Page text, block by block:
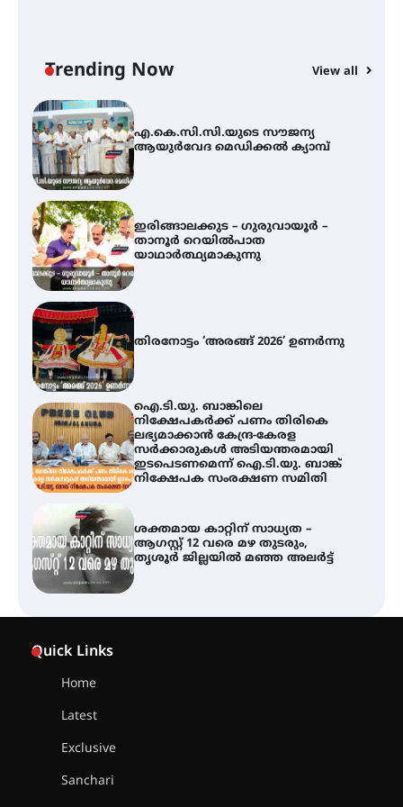
Trending Now View all
ഇരിങ്ങാലക്കുട – ഗുരുവായൂർ –
താനൂർ റെയിൽപാത
യാഥാർത്ഥ്യമാകുന്നു
തിരനോട്ടം ‘അരങ്ങ് 2026’ ഉണർന്നു
നിക്ഷേപകർക്ക് പണം തിരികെ
ലഭ്യമാക്കാൻ കേന്ദ്ര-കേരള
സർക്കാരുകൾ അടിയന്തരമായി
ഇടപെടണമെന്ന് ഐ.ടി.യു. ബാങ്ക്
നിക്ഷേപക സംരക്ഷണ സമിതി
ശക്തമായ കാറ്റിന് സാധ്യത –
ആഗസ്റ്റ് 12 വരെ മഴ തുടരും,
തൃശൂർ ജില്ലയിൽ മഞ്ഞ അലർട്ട്
അരങ്ങ് 2026-ന്
സാംസ്കാരികപ്പൊലിമയോടെ
സമാപനം
Quick Links
Home
Latest
Exclusive
Sanchari